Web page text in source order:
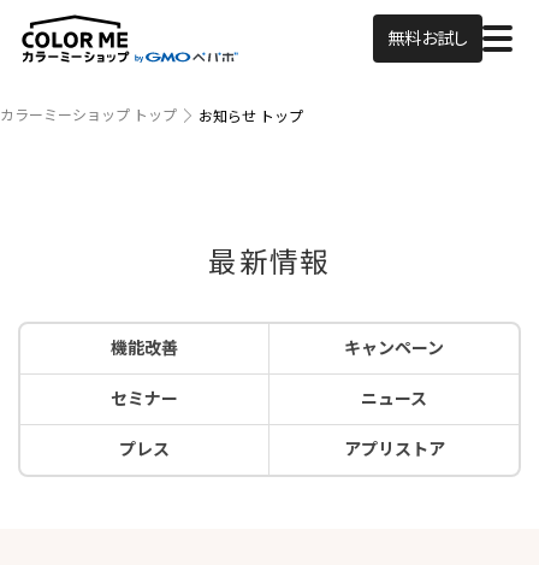
無料お試し
カラーミーショップ トップ お知らせ トップ
最新情報
機能改善 キャンペーン
セミナー ニュース
プレス アプリストア